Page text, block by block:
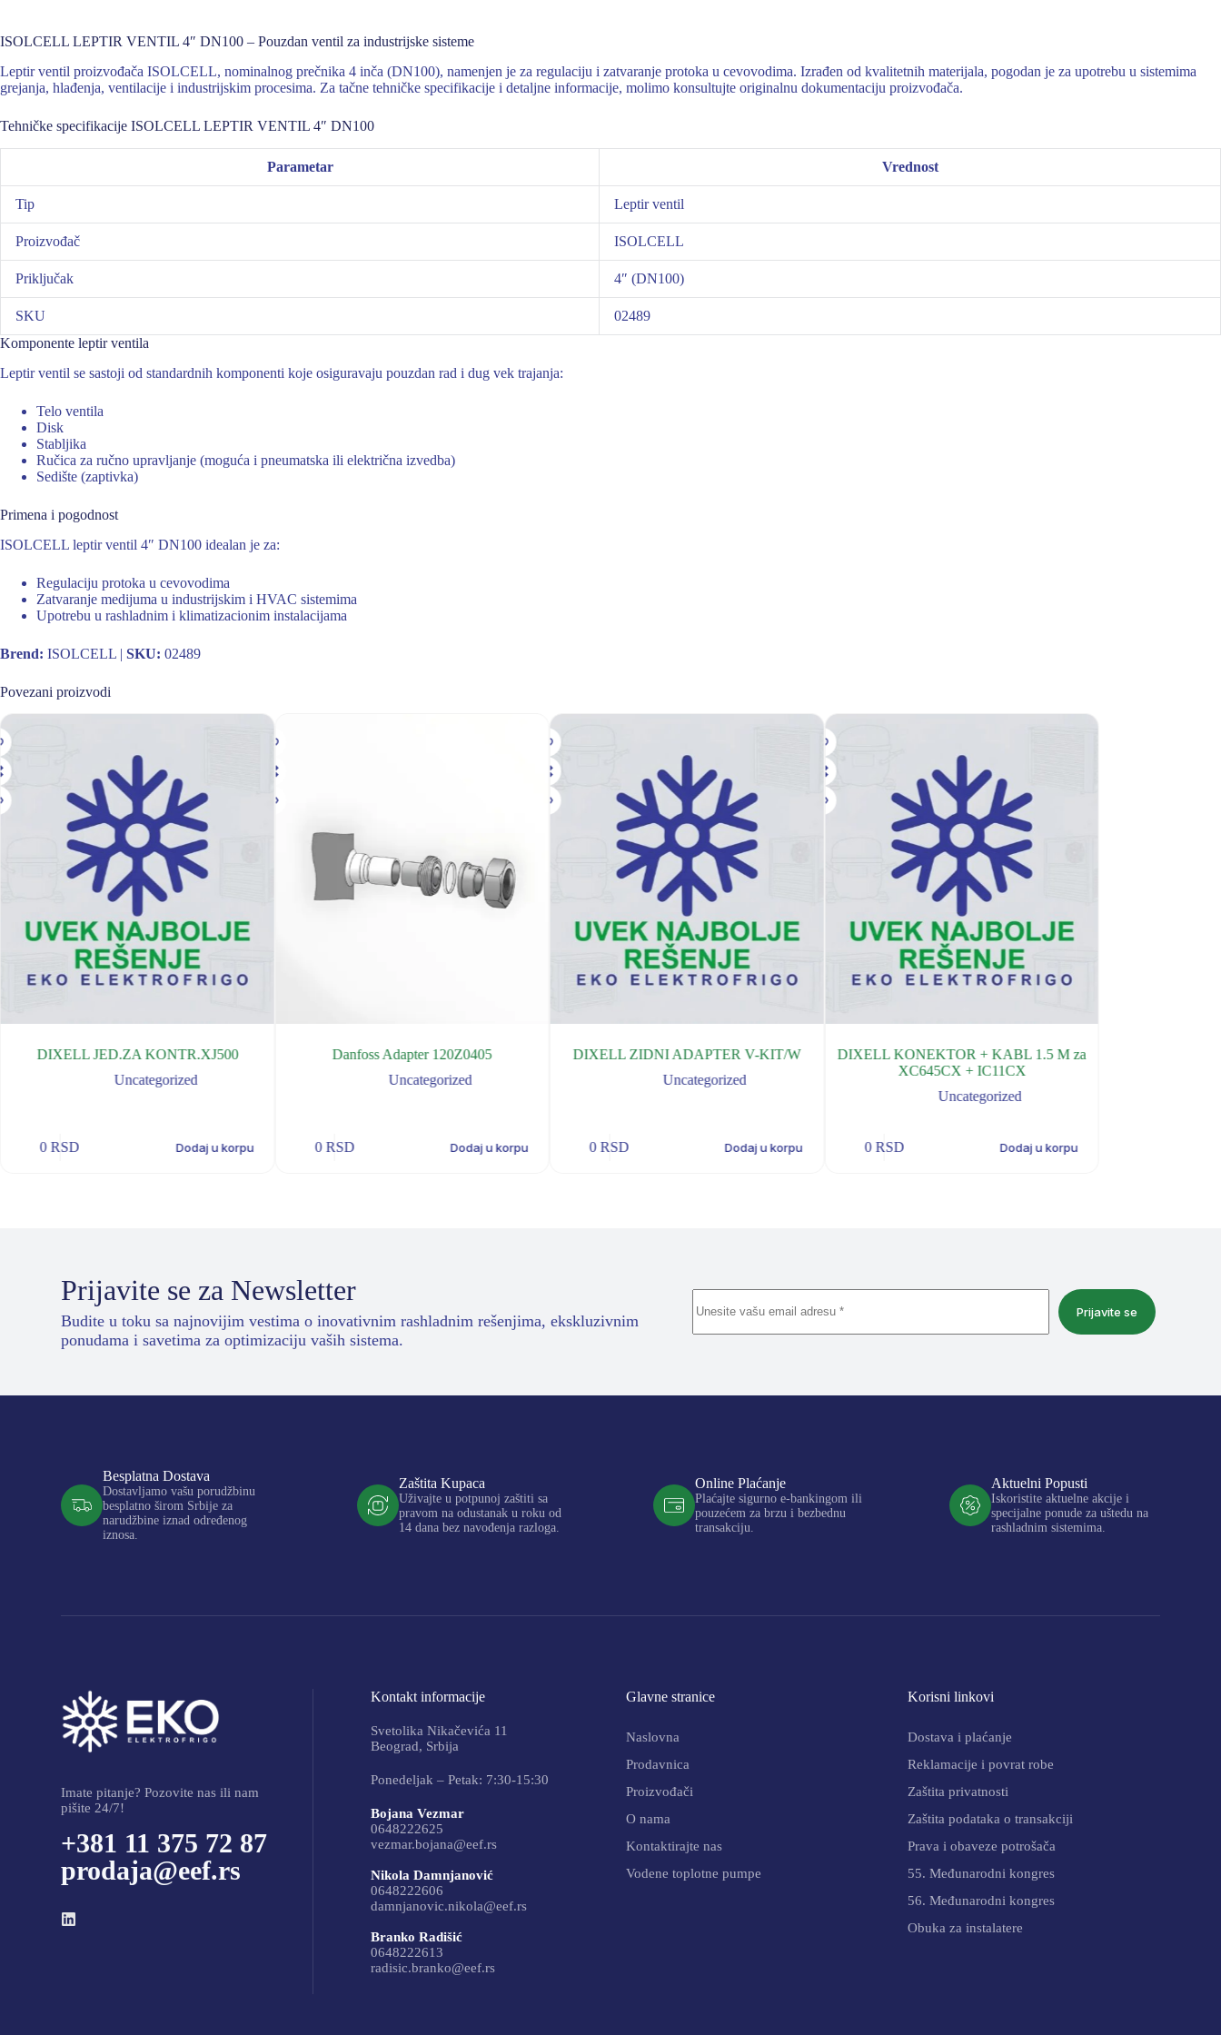
ISOLCELL LEPTIR VENTIL 4″ DN100 – Pouzdan ventil za industrijske sisteme
Leptir ventil proizvođača ISOLCELL, nominalnog prečnika 4 inča (DN100), namenjen je za regulaciju i zatvaranje protoka u cevovodima. Izrađen od kvalitetnih materijala, pogodan je za upotrebu u sistemima
grejanja, hlađenja, ventilacije i industrijskim procesima. Za tačne tehničke specifikacije i detaljne informacije, molimo konsultujte originalnu dokumentaciju proizvođača.
Tehničke specifikacije ISOLCELL LEPTIR VENTIL 4″ DN100
Parametar Vrednost
Tip Leptir ventil
Proizvođač ISOLCELL
Priključak 4″ (DN100)
SKU
02489
Komponente leptir ventila
Leptir ventil se sastoji od standardnih komponenti koje osiguravaju pouzdan rad i dug vek trajanja:
Telo ventila
Disk
Stabljika
Ručica za ručno upravljanje (moguća i pneumatska ili električna izvedba)
Sedište (zaptivka)
Primena i pogodnost
ISOLCELL leptir ventil 4″ DN100 idealan je za:
Regulaciju protoka u cevovodima
Zatvaranje medijuma u industrijskim i HVAC sistemima
Upotrebu u rashladnim i klimatizacionim instalacijama
Brend: ISOLCELL | SKU: 02489
Povezani proizvodi
DIXELL JED.ZA KONTR.XJ500
Uncategorized
0RSD Dodaj u korpu
Danfoss Adapter 120Z0405
Uncategorized
0 RSD Dodaj u korpu
DIXELL ZIDNI ADAPTER V-KIT/W
Uncategorized
0 RSD Dodaj u korpu
DIXELL KONEKTOR + KABL 1.5 M za
XC645CX + IC11CX
Uncategorized
0 RSD Dodaj u korpu
Prijavite se za Newsletter
Budite u toku sa najnovijim vestima o inovativnim rashladnim rešenjima, ekskluzivnim
ponudama i savetima za optimizaciju vaših sistema.
Prijavite se
Besplatna Dostava
Dostavljamo vašu porudžbinu
besplatno širom Srbije za
narudžbine iznad određenog
iznosa.
Zaštita Kupaca
Uživajte u potpunoj zaštiti sa
pravom na odustanak u roku od
14 dana bez navođenja razloga.
Online Plaćanje
Plaćajte sigurno e-bankingom ili
pouzećem za brzu i bezbednu
transakciju.
Aktuelni Popusti
Iskoristite aktuelne akcije i
specijalne ponude za uštedu na
rashladnim sistemima.
Imate pitanje? Pozovite nas ili nam
pišite 24/7!
+381 11 375 72 87
prodaja@eef.rs
Kontakt informacije
Svetolika Nikačevića 11
Beograd, Srbija
Ponedeljak – Petak: 7:30-15:30
Bojana Vezmar
0648222625
vezmar.bojana@eef.rs
Nikola Damnjanović
0648222606
damnjanovic.nikola@eef.rs
Branko Radišić
0648222613
radisic.branko@eef.rs
Glavne stranice
Naslovna
Prodavnica
Proizvođači
O nama
Kontaktirajte nas
Vodene toplotne pumpe
Korisni linkovi
Dostava i plaćanje
Reklamacije i povrat robe
Zaštita privatnosti
Zaštita podataka o transakciji
Prava i obaveze potrošača
55. Međunarodni kongres
56. Međunarodni kongres
Obuka za instalatere